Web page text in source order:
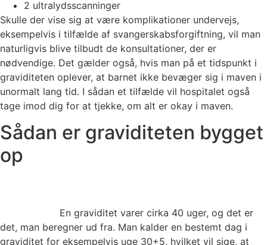
2 ultralydsscanninger
Skulle der vise sig at være komplikationer undervejs,
eksempelvis i tilfælde af svangerskabsforgiftning, vil man
naturligvis blive tilbudt de konsultationer, der er
nødvendige. Det gælder også, hvis man på et tidspunkt i
graviditeten oplever, at barnet ikke bevæger sig i maven i
unormalt lang tid. I sådan et tilfælde vil hospitalet også
tage imod dig for at tjekke, om alt er okay i maven.
Sådan er graviditeten bygget
op
En graviditet varer cirka 40 uger, og det er
det, man beregner ud fra. Man kalder en bestemt dag i
graviditet for eksempelvis uge 30+5, hvilket vil sige, at